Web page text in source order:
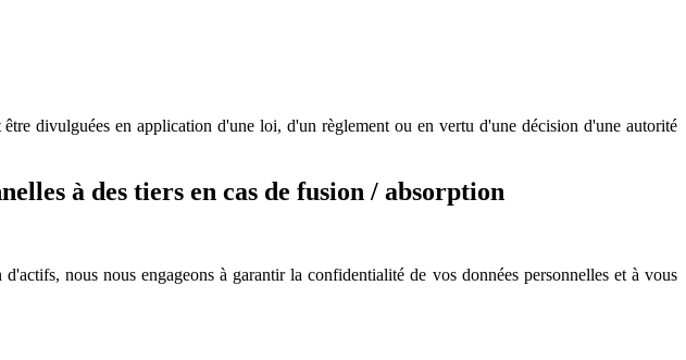
divulguées en application d'une loi, d'un règlement ou en vertu d'une décision d'une autorité
à des tiers en cas de fusion / absorption
nous nous engageons à garantir la confidentialité de vos données personnelles et à vous